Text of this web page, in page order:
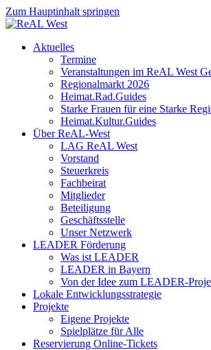
Zum Hauptinhalt springen
Aktuelles
Termine
Veranstaltungen im ReAL West
Regionalmarkt 2026
Heimat.Rad.Guides
Starke Frauen für eine Starke
Heimat.Kultur.Guides
Über ReAL-West
LAG ReAL West
Vorstand
Steuerkreis
Fachbeirat
Mitglieder
Beteiligung
Geschäftsstelle
Unser Netzwerk
LEADER Förderung
Was ist LEADER
LEADER in Bayern
Von der Idee zum LEADER-
Lokale Entwicklungsstrategie
Projekte
Eigene Projekte
Spielplätze für Alle
Reservierung Online-Tickets